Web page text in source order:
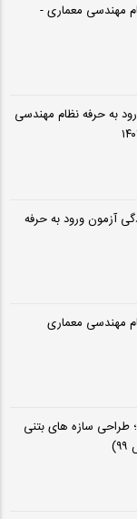
مهندسی معماری -
به حرفه نظام مهندسی
آزمون ورود به حرفه
مهندسی معماری
طراحی سازه های بتنی